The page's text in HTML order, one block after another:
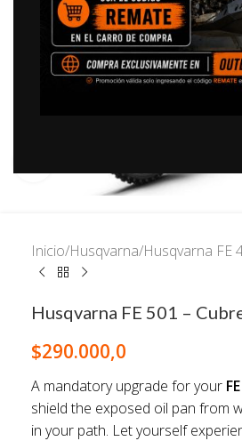
Inicio/Husqvarna/Husqvarna FE
Husqvarna FE 501 –
$290.000,0
A mandatory upgrade for your
shield the exposed oil pan from
in your path. Let yourself